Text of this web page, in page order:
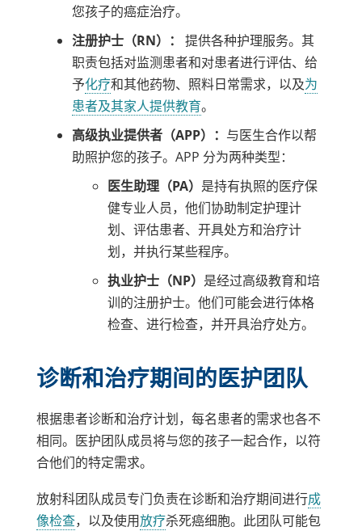
您孩子的癌症治疗。
注册护士（RN）： 提供各种护理服务。其
职责包括对监测患者和对患者进行评估、给
予化疗和其他药物、照料日常需求，以及为
患者及其家人提供教育。
高级执业提供者（APP）： 与医生合作以帮
助照护您的孩子。APP 分为两种类型：
医生助理（PA） 是持有执照的医疗保
健专业人员，他们协助制定护理计
划、评估患者、开具处方和治疗计
划，并执行某些程序。
执业护士（NP） 是经过高级教育和培
训的注册护士。他们可能会进行体格
检查、进行检查，并开具治疗处方。
诊断和治疗期间的医护团队
根据患者诊断和治疗计划，每名患者的需求也各不
相同。医护团队成员将与您的孩子一起合作，以符
合他们的特定需求。
放射科团队成员专门负责在诊断和治疗期间进行成
像检查，以及使用放疗杀死癌细胞。此团队可能包